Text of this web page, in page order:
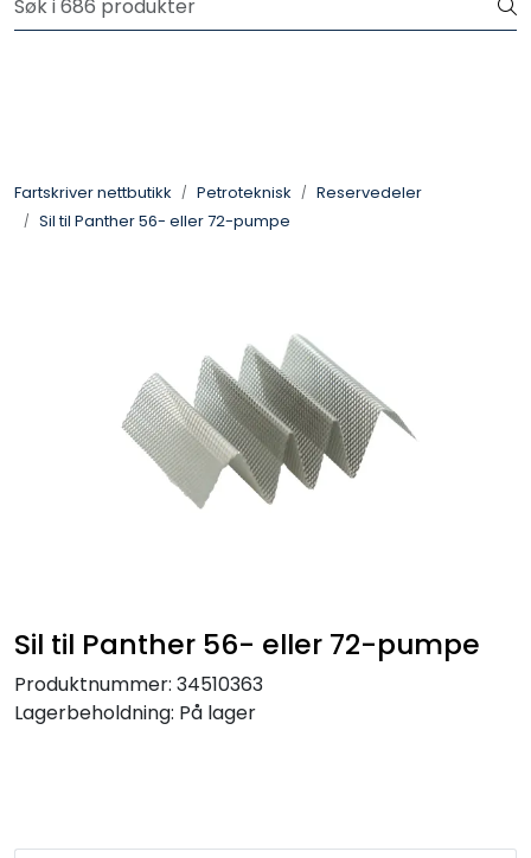
Skip to main content
Fartskriver nettbutikk Petroteknisk
Reservedeler
Sil til Panther 56- eller 72-pumpe
Sil til Panther 56- eller 72-pumpe
Produktnummer: 34510363
Lagerbeholdning: På lager
Petroteknisk